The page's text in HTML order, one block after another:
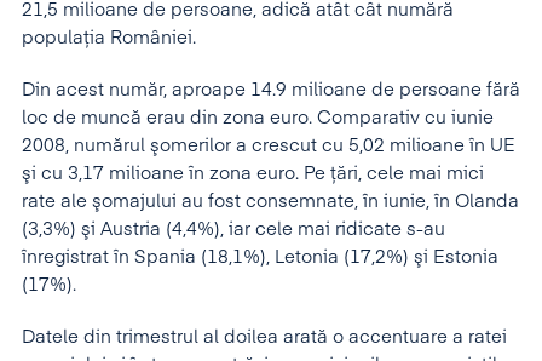
21,5 milioane de persoane, adică atât cât numără
populaţia României.
Din acest număr, aproape 14.9 milioane de persoane fără
loc de muncă erau din zona euro. Comparativ cu iunie
2008, numărul şomerilor a crescut cu 5,02 milioane în UE
şi cu 3,17 milioane în zona euro. Pe ţări, cele mai mici
rate ale şomajului au fost consemnate, în iunie, în Olanda
(3,3%) şi Austria (4,4%), iar cele mai ridicate s-au
înregistrat în Spania (18,1%), Letonia (17,2%) şi Estonia
(17%).
Datele din trimestrul al doilea arată o accentuare a ratei